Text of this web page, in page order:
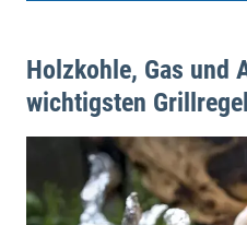
Holzkohle, Gas und
wichtigsten